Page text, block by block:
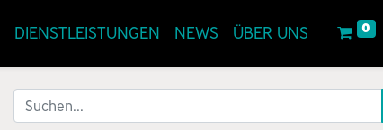
DIENSTLEISTUNGEN NEWS ÜBER UNS 0